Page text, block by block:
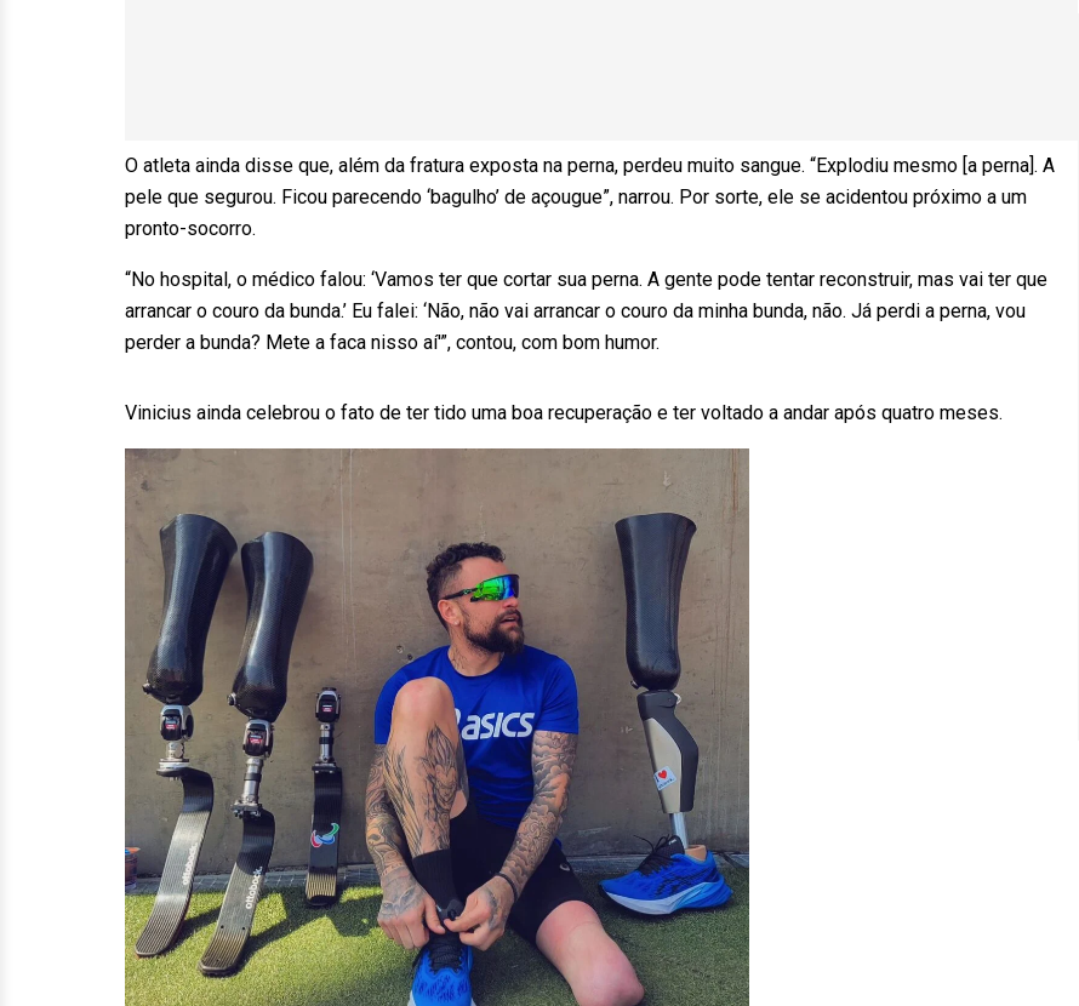
O atleta ainda disse que, além da fratura exposta na perna, perdeu muito sangue. “Explodiu mesmo [a perna]. A
pele que segurou. Ficou parecendo ‘bagulho’ de açougue”, narrou. Por sorte, ele se acidentou próximo a um
pronto-socorro.
“No hospital, o médico falou: ‘Vamos ter que cortar sua perna. A gente pode tentar reconstruir, mas vai ter que
arrancar o couro da bunda.’ Eu falei: ‘Não, não vai arrancar o couro da minha bunda, não. Já perdi a perna, vou
perder a bunda? Mete a faca nisso aí'”, contou, com bom humor.
Vinicius ainda celebrou o fato de ter tido uma boa recuperação e ter voltado a andar após quatro meses.